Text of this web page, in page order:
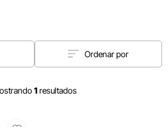
Ordenar por
1resultados